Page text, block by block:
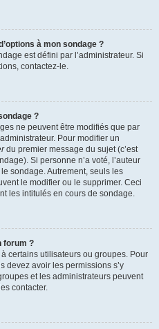
à mon sondage ?
est défini par l’administrateur. Si
contactez-le.
?
ne peuvent être modifiés que par
Pour modifier un
du premier message du sujet (c’est
Si personne n’a voté, l’auteur
sondage. Autrement, seuls les
le modifier ou le supprimer. Ceci
les intitulés en cours de sondage.
forum ?
certains utilisateurs ou groupes. Pour
devez avoir les permissions s’y
et les administrateurs peuvent
contacter.